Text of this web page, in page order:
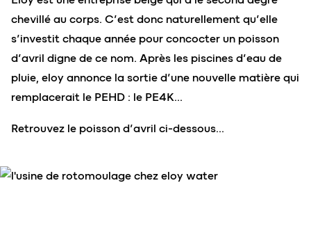
chevillé au corps. C’est donc naturellement qu’elle
s’investit chaque année pour concocter un poisson
d’avril digne de ce nom. Après les piscines d’eau de
pluie, eloy annonce la sortie d’une nouvelle matière qui
remplacerait le PEHD : le PE4K…
Retrouvez le poisson d’avril ci-dessous…